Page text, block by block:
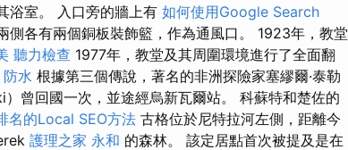
浴室。 入口旁的牆上有 如何使用Google Search
各有兩個銅板裝飾籃，作為通風口。 1923年，教堂
聽力檢查 1977年，教堂及其周圍環境進行了全面翻
防水 根據第三個傳說，著名的非洲探險家塞繆爾·泰勒
）曾回國一次，並途經烏新瓦爾站。 科蘇特和楚佐的
名的Local SEO方法 古格位於尼特拉河左側，距離今
護理之家 永和 的森林。 該定居點首次被提及是在